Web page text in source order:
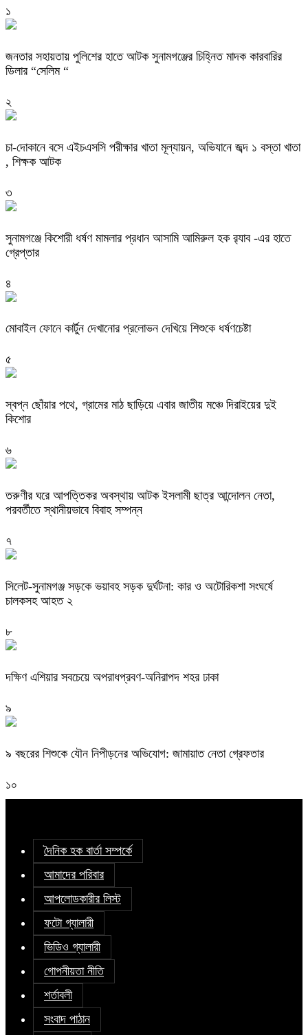
১
জনতার সহায়তায় পুলিশের হাতে আটক সুনামগঞ্জের চিহ্নিত মাদক কারবারির
ডিলার “সেলিম “
২
চা-দোকানে বসে এইচএসসি পরীক্ষার খাতা মূল্যায়ন, অভিযানে জব্দ ১ বস্তা খাতা
, শিক্ষক আটক
৩
‎সুনামগঞ্জে কিশোরী ধর্ষণ মামলার প্রধান আসামি আমিরুল হক র‌্যাব -এর হাতে
গ্রেপ্তার
৪
মোবাইল ফোনে কার্টুন দেখানোর প্রলোভন দেখিয়ে শিশুকে ধর্ষণচেষ্টা
৫
স্বপ্ন ছোঁয়ার পথে, গ্রামের মাঠ ছাড়িয়ে এবার জাতীয় মঞ্চে দিরাইয়ের দুই
কিশোর
৬
তরুণীর ঘরে আপত্তিকর অবস্থায় আটক ইসলামী ছাত্র আন্দোলন নেতা,
পরবর্তীতে স্থানীয়ভাবে বিবাহ সম্পন্ন
৭
সিলেট-সুনামগঞ্জ সড়কে ভয়াবহ সড়ক দুর্ঘটনা: কার ও অটোরিকশা সংঘর্ষে
চালকসহ আহত ২
৮
দক্ষিণ এশিয়ার সবচেয়ে অপরাধপ্রবণ-অনিরাপদ শহর ঢাকা
৯
৯ বছরের শিশুকে যৌন নিপীড়নের অভিযোগ: জামায়াত নেতা গ্রেফতার
১০
দৈনিক হক বার্তা সম্পর্কে
আমাদের পরিবার
আপলোডকারীর লিস্ট
ফটো গ্যালারী
ভিডিও গ্যালারী
গোপনীয়তা নীতি
শর্তাবলী
সংবাদ পাঠান